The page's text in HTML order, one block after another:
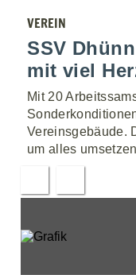
VEREIN
SSV
mit viel
Mit 20
Vereinsgebäude.
um alles